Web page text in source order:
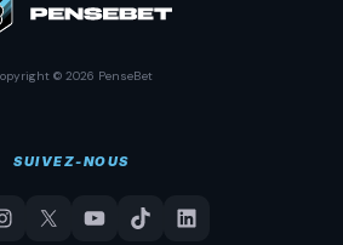
© 2026 PenseBet
SUIVEZ-NOUS